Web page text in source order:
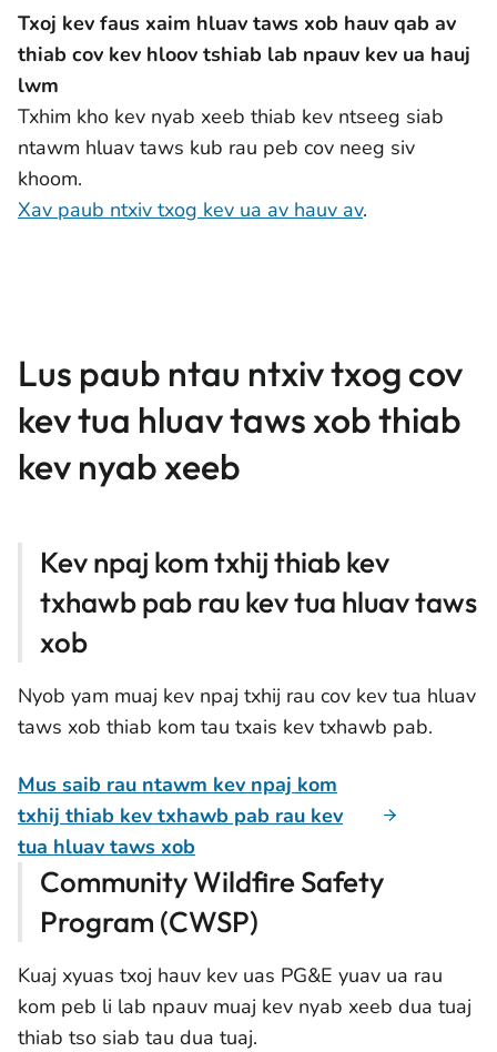
Txoj kev faus xaim hluav taws xob hauv qab av
thiab cov kev hloov tshiab lab npauv kev ua hauj
lwm
Txhim kho kev nyab xeeb thiab kev ntseeg siab
ntawm hluav taws kub rau peb cov neeg siv
khoom.
Xav paub ntxiv txog kev ua av hauv av.
Lus paub ntau ntxiv txog cov
kev tua hluav taws xob thiab
kev nyab xeeb
Kev npaj kom txhij thiab kev
txhawb pab rau kev tua hluav taws
xob
Nyob yam muaj kev npaj txhij rau cov kev tua hluav
taws xob thiab kom tau txais kev txhawb pab.
Mus saib rau ntawm kev npaj kom
txhij thiab kev txhawb pab rau kev
tua hluav taws xob
Community Wildfire Safety
Program (CWSP)
Kuaj xyuas txoj hauv kev uas PG&E yuav ua rau
kom peb li lab npauv muaj kev nyab xeeb dua tuaj
thiab tso siab tau dua tuaj.